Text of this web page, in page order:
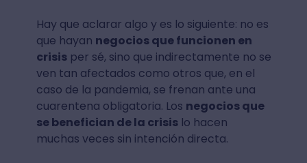
Hay que aclarar algo y es lo siguiente: no es
que hayan negocios que funcionen en
crisisper sé, sino que indirectamente no se
ven tan afectados como otros que, en el
caso de la pandemia, se frenan ante una
cuarentena obligatoria. Los negocios que
se benefician de la crisislo hacen
muchas veces sin intención directa.